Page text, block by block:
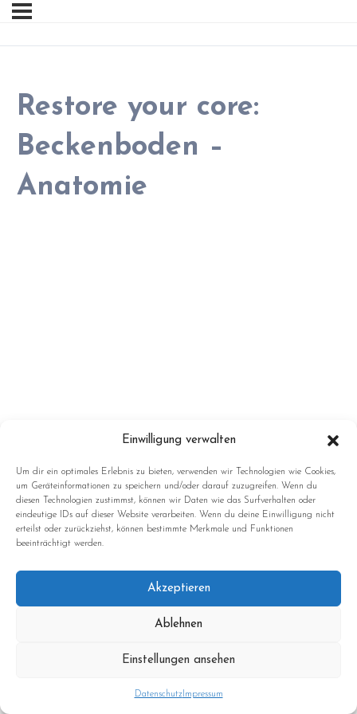
Einwilligung verwalten
Um dir ein optimales Erlebnis zu bieten, verwenden wir Technologien wie Cookies,
um Geräteinformationen zu speichern und/oder darauf zuzugreifen. Wenn du
diesen Technologien zustimmst, können wir Daten wie das Surfverhalten oder
eindeutige IDs auf dieser Website verarbeiten. Wenn du deine Einwilligung nicht
erteilst oder zurückziehst, können bestimmte Merkmale und Funktionen
beeinträchtigt werden.
Akzeptieren
Ablehnen
Einstellungen ansehen
DatenschutzImpressum
Restore your core:
Beckenboden –
Anatomie